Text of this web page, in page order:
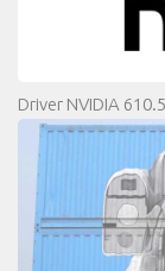
Driver NVIDIA